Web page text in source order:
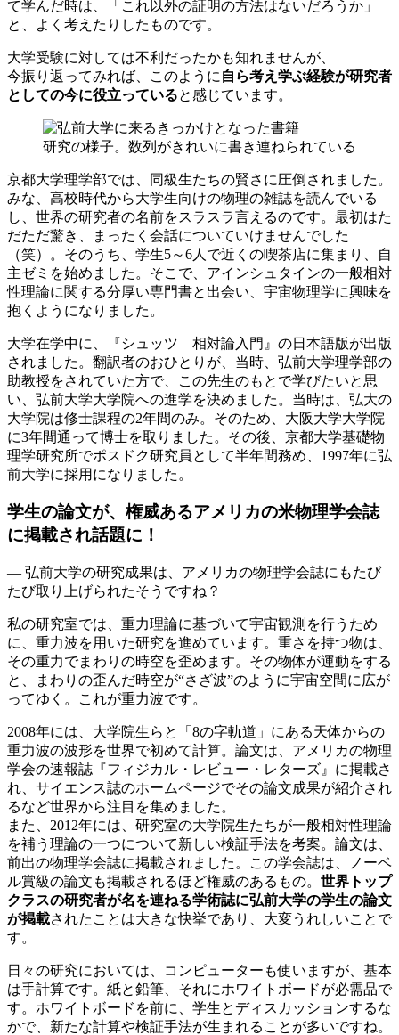
て学んだ時は、「これ以外の証明の方法はないだろうか」
と、よく考えたりしたものです。
大学受験に対しては不利だったかも知れませんが、
今振り返ってみれば、このように 自ら考え学ぶ経験が研究者
としての今に役立っていると感じています。
研究の様子。数列がきれいに書き連ねられている
京都大学理学部では、同級生たちの賢さに圧倒されました。
みな、高校時代から大学生向けの物理の雑誌を読んでいる
し、世界の研究者の名前をスラスラ言えるのです。最初はた
だただ驚き、まったく会話についていけませんでした
（笑）。そのうち、学生5～6人で近くの喫茶店に集まり、自
主ゼミを始めました。そこで、アインシュタインの一般相対
性理論に関する分厚い専門書と出会い、宇宙物理学に興味を
抱くようになりました。
大学在学中に、『シュッツ 相対論入門』の日本語版が出版
されました。翻訳者のおひとりが、当時、弘前大学理学部の
助教授をされていた方で、この先生のもとで学びたいと思
い、弘前大学大学院への進学を決めました。当時は、弘大の
大学院は修士課程の2年間のみ。そのため、大阪大学大学院
に3年間通って博士を取りました。その後、京都大学基礎物
理学研究所でポスドク研究員として半年間務め、1997年に弘
前大学に採用になりました。
学生の論文が、権威あるアメリカの米物理学会誌
に掲載され話題に！
― 弘前大学の研究成果は、アメリカの物理学会誌にもたび
たび取り上げられたそうですね？
私の研究室では、重力理論に基づいて宇宙観測を行うため
に、重力波を用いた研究を進めています。重さを持つ物は、
その重力でまわりの時空を歪めます。その物体が運動をする
と、まわりの歪んだ時空が“さざ波”のように宇宙空間に広が
ってゆく。これが重力波です。
2008年には、大学院生らと「8の字軌道」にある天体からの
重力波の波形を世界で初めて計算。論文は、アメリカの物理
学会の速報誌『フィジカル・レビュー・レターズ』に掲載さ
れ、サイエンス誌のホームページでその論文成果が紹介され
るなど世界から注目を集めました。
また、2012年には、研究室の大学院生たちが一般相対性理論
を補う理論の一つについて新しい検証手法を考案。論文は、
前出の物理学会誌に掲載されました。この学会誌は、ノーベ
ル賞級の論文も掲載されるほど権威のあるもの。 世界トップ
クラスの研究者が名を連ねる学術誌に弘前大学の学生の論文
が掲載されたことは大きな快挙であり、大変うれしいことで
す。
日々の研究においては、コンピューターも使いますが、基本
は手計算です。紙と鉛筆、それにホワイトボードが必需品で
す。ホワイトボードを前に、学生とディスカッションするな
かで、新たな計算や検証手法が生まれることが多いですね。